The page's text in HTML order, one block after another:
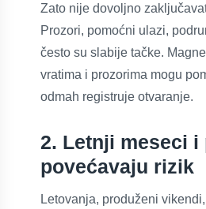
Zato nije dovoljno
Prozori, pomoćni ulazi,
često su slabije tačke.
vratima i prozorima mogu
odmah registruje otvaranje.
2. Letnji meseci i
povećavaju rizik
Letovanja, produženi